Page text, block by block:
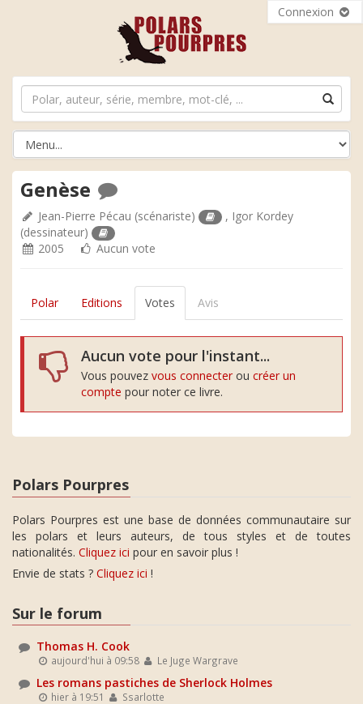
Connexion
Genèse
Jean-Pierre Pécau (scénariste) , Igor Kordey
(dessinateur)
2005
Aucun vote
Polar Editions Votes Avis
Aucun vote pour l'instant...
Vous pouvez vous connecter ou créer un
compte pour noter ce livre.
Polars Pourpres
Polars Pourpres est une base de données communautaire sur
les polars et leurs auteurs, de tous styles et de toutes
nationalités. Cliquez ici pour en savoir plus !
Envie de stats ? Cliquez ici !
Sur le forum
Thomas H. Cook
aujourd'hui à 09:58 Le Juge Wargrave
Les romans pastiches de Sherlock Holmes
hier à 19:51 Ssarlotte